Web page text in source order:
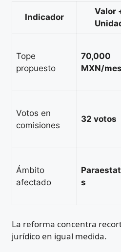
Indicador
Valor
Tope
propuesto
70,000
MXN/mes
Votos en
comisiones
32 votos
Ámbito
afectado
s
La reforma concentra
jurídico en igual medida.